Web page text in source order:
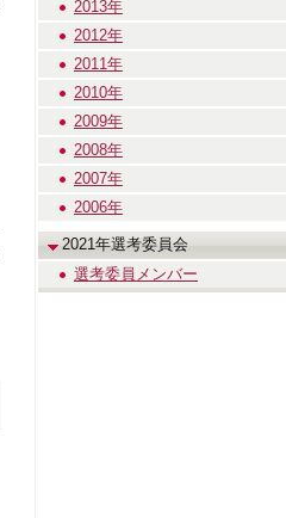
2013年
2012年
2011年
2010年
2009年
2008年
2007年
2006年
2021年選考委員会
選考委員メンバー